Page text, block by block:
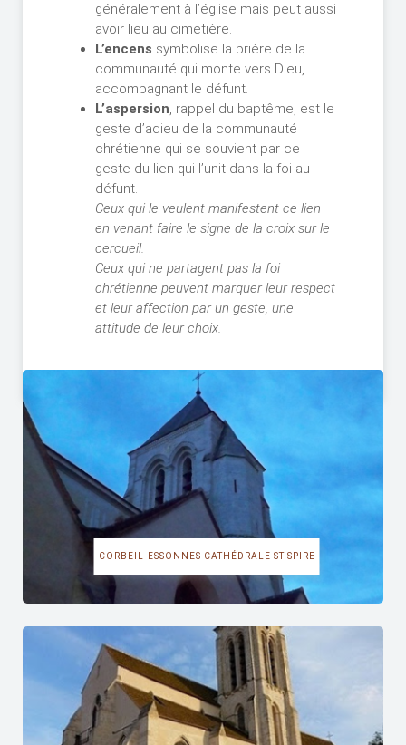
généralement à l’église mais peut aussi
avoir lieu au cimetière.
L’encens symbolise la prière de la
communauté qui monte vers Dieu,
accompagnant le défunt.
L’aspersion, rappel du baptême, est le
geste d’adieu de la communauté
chrétienne qui se souvient par ce
geste du lien qui l’unit dans la foi au
défunt.
Ceux qui le veulent manifestent ce lien
en venant faire le signe de la croix sur le
cercueil.
Ceux qui ne partagent pas la foi
chrétienne peuvent marquer leur respect
et leur affection par un geste, une
attitude de leur choix.
CORBEIL-ESSONNES CATHÉDRALE ST SPIRE